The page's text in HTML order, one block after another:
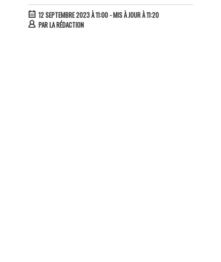
12 SEPTEMBRE 2023 À 11:00- MIS À JOUR À 11:20
PARLA RÉDACTION